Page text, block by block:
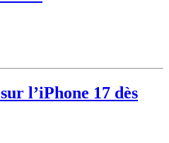
l’iPhone 17 dès